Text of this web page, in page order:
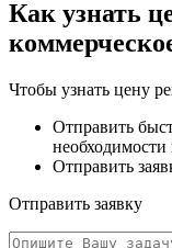
Как узнать
Чтобы узнать цену
Отправить
необходимости
Отправить
Отправить заявку